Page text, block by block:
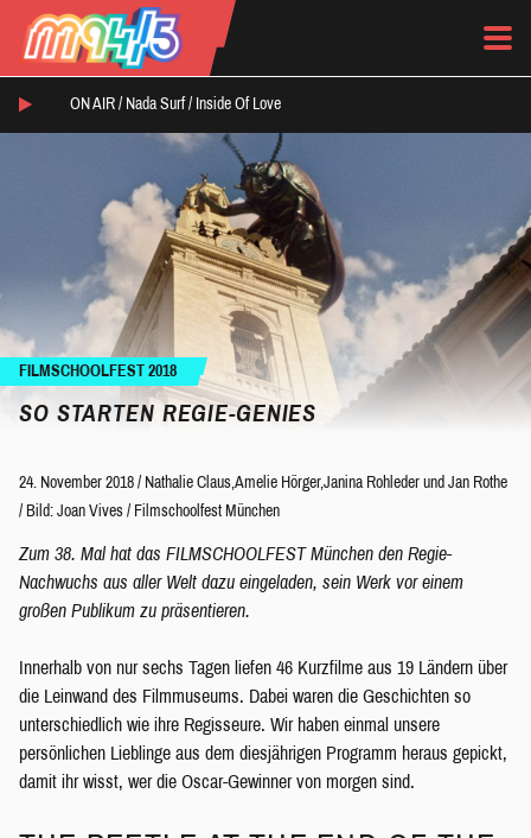
ON AIR / Nada Surf/ Inside Of Love
FILMSCHOOLFEST 2018
SO STARTEN REGIE-GENIES
24. November 2018 / Nathalie Claus Amelie Hörger,Janina Rohleder und Jan Rothe
/ Bild: Joan Vives / Filmschoolfest München
Zum 38. Mal hat das FILMSCHOOLFEST München den Regie-
Nachwuchs aus aller Welt dazu eingeladen, sein Werk vor einem
großen Publikum zu präsentieren.
Innerhalb von nur sechs Tagen liefen 46 Kurzfilme aus 19 Ländern über
die Leinwand des Filmmuseums. Dabei waren die Geschichten so
unterschiedlich wie ihre Regisseure. Wir haben einmal unsere
persönlichen Lieblinge aus dem diesjährigen Programm heraus gepickt,
damit ihr wisst, wer die Oscar-Gewinner von morgen sind.